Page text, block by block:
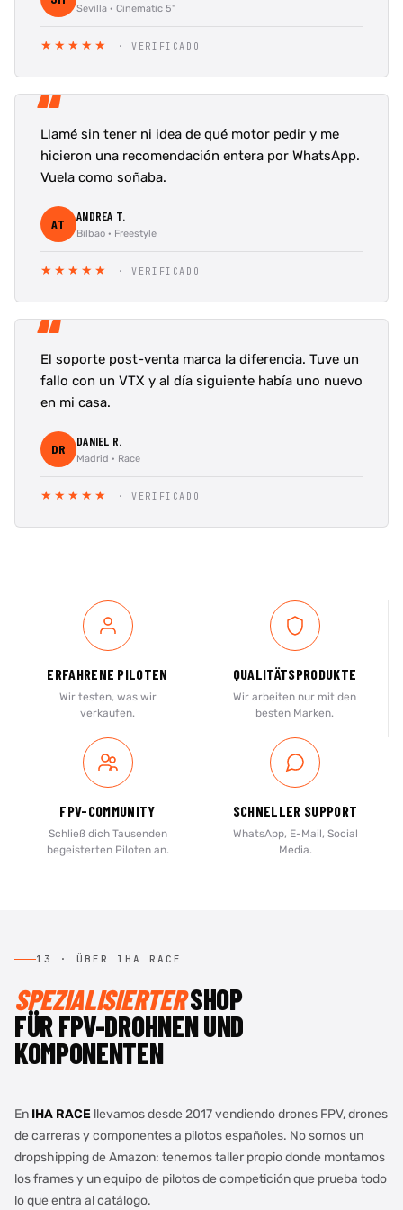
Sevilla · Cinematic 5"
★★★★★ · VERIFICADO
“
Llamé sin tener ni idea de qué motor pedir y me
hicieron una recomendación entera por WhatsApp.
Vuela como soñaba.
AT
ANDREA T.
Bilbao · Freestyle
★★★★★ · VERIFICADO
“
El soporte post-venta marca la diferencia. Tuve un
fallo con un VTX y al día siguiente había uno nuevo
en mi casa.
DR
DANIEL R.
Madrid · Race
★★★★★ · VERIFICADO
ERFAHRENE PILOTEN
Wir testen, was wir
verkaufen.
QUALITÄTSPRODUKTE
Wir arbeiten nur mit den
besten Marken.
FPV-COMMUNITY
Schließ dich Tausenden
begeisterten Piloten an.
SCHNELLER SUPPORT
WhatsApp, E-Mail, Social
Media.
13 · ÜBER IHA RACE
SPEZIALISIERTERSHOP
FÜR FPV-DROHNEN UND
KOMPONENTEN
En IHA RACE llevamos desde 2017 vendiendo drones FPV, drones
de carreras y componentes a pilotos españoles. No somos un
dropshipping de Amazon: tenemos taller propio donde montamos
los frames y un equipo de pilotos de competición que prueba todo
lo que entra al catálogo.